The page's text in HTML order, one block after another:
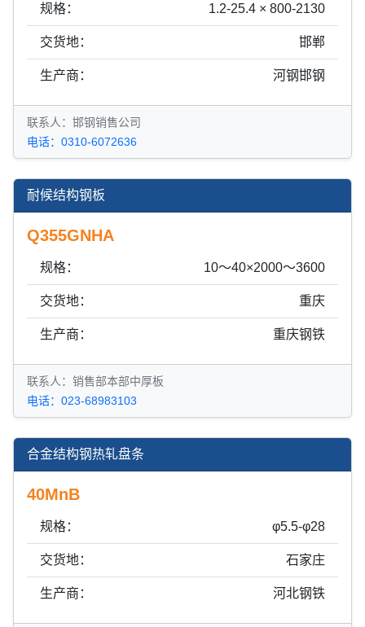
规格： 1.2-25.4 × 800-2130
交货地： 邯郸
生产商： 河钢邯钢
联系人：邯钢销售公司
电话：0310-6072636
耐候结构钢板
Q355GNHA
规格： 10～40×2000～3600
交货地： 重庆
生产商： 重庆钢铁
联系人：销售部本部中厚板
电话：023-68983103
合金结构钢热轧盘条
40MnB
规格： φ5.5-φ28
交货地： 石家庄
生产商： 河北钢铁